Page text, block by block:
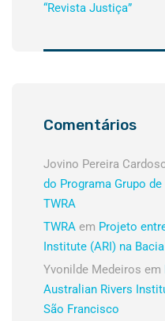
“Revista Justiça”
Comentários
Jovino Pereira
do Programa Grupo
TWRA
TWRA em Projeto
Institute (ARI) na
Yvonilde Medeiros em
Australian Rivers
São Francisco